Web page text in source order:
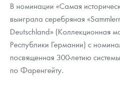
В номинации «Самая
выиграла серебряная
Deutschland» (Коллекционная
Республики Германии) с
посвященная 300-летию
по Фаренгейту.